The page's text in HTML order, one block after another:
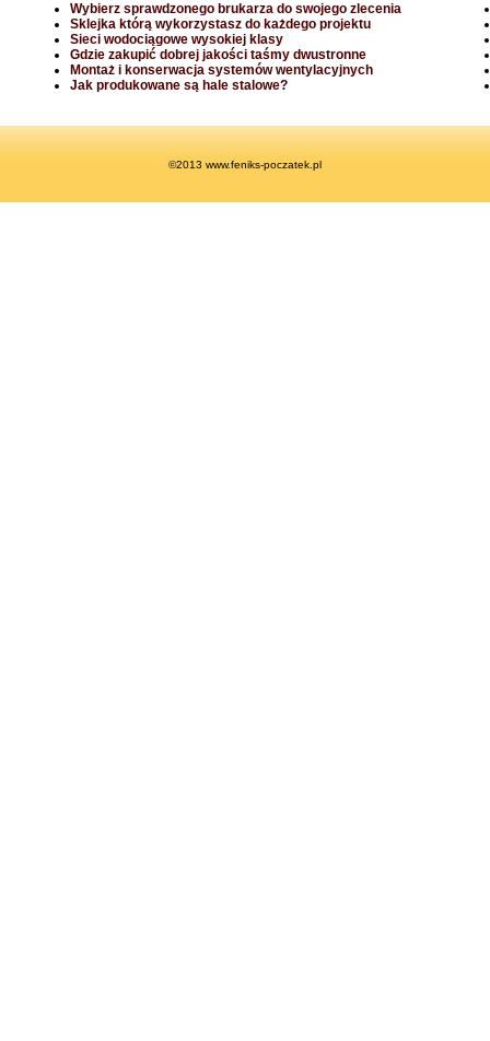
Wybierz sprawdzonego brukarza do swojego zlecenia
Sklejka którą wykorzystasz do każdego projektu
Sieci wodociągowe wysokiej klasy
Gdzie zakupić dobrej jakości taśmy dwustronne
Montaż i konserwacja systemów wentylacyjnych
Jak produkowane są hale stalowe?
©2013 www.feniks-poczatek.pl